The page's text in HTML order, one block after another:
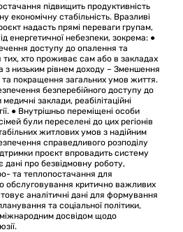
підвищить продуктивність
економічну стабільність. Вразливі
надасть прямі переваги групам,
енергетичної небезпеки, зокрема: ●
доступу до опалення та
тих, хто проживає сам або в закладах
з низьким рівнем доходу – Зменшення
та покращення загальних умов життя.
безперебійного доступу до
заклади, реабілітаційні
● Внутрішньо переміщені особи
були переселені до цих регіонів
житлових умов з надійним
справедливого розподілу
проєкт впровадить систему
про безвідмовну роботу,
та теплопостачання для
обслуговування критично важливих
аналітичні дані для формування
та соціальної політики,
досвідом щодо